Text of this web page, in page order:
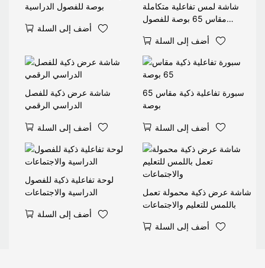
بوصة للفصول الدراسية
أضف إلى السلة
شاشة لمس تفاعلية متكاملة
مقاس 65 بوصة للفصول
أضف إلى السلة
شاشة عرض ذكية للفصل
الدراسي الرقمي
أضف إلى السلة
سبورة تفاعلية ذكية مقاس 65
بوصة
أضف إلى السلة
لوحة تفاعلية ذكية للفصول
الدراسية والاجتماعات
أضف إلى السلة
شاشة عرض ذكية محمولة تعمل
باللمس للتعليم والاجتماعات
أضف إلى السلة